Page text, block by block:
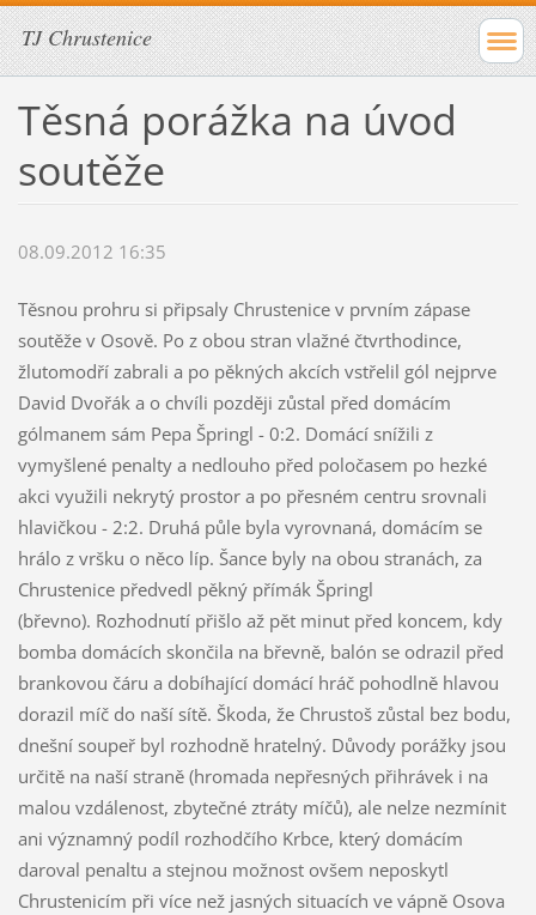
TJ Chrustenice
Těsná porážka na úvod
soutěže
08.09.2012 16:35
Těsnou prohru si připsaly Chrustenice v prvním zápase
soutěže v Osově. Po z obou stran vlažné čtvrthodince,
žlutomodří zabrali a po pěkných akcích vstřelil gól nejprve
David Dvořák a o chvíli později zůstal před domácím
gólmanem sám Pepa Špringl - 0:2. Domácí snížili z
vymyšlené penalty a nedlouho před poločasem po hezké
akci využili nekrytý prostor a po přesném centru srovnali
hlavičkou - 2:2. Druhá půle byla vyrovnaná, domácím se
hrálo z vršku o něco líp. Šance byly na obou stranách, za
Chrustenice předvedl pěkný přímák Špringl
(břevno). Rozhodnutí přišlo až pět minut před koncem, kdy
bomba domácích skončila na břevně, balón se odrazil před
brankovou čáru a dobíhající domácí hráč pohodlně hlavou
dorazil míč do naší sítě. Škoda, že Chrustoš zůstal bez bodu,
dnešní soupeř byl rozhodně hratelný. Důvody porážky jsou
určitě na naší straně (hromada nepřesných přihrávek i na
malou vzdálenost, zbytečné ztráty míčů), ale nelze nezmínit
ani významný podíl rozhodčího Krbce, který domácím
daroval penaltu a stejnou možnost ovšem neposkytl
Chrustenicím při více než jasných situacích ve vápně Osova